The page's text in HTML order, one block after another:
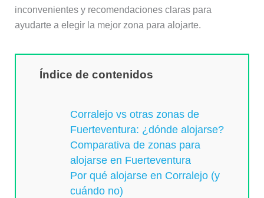
inconvenientes y recomendaciones claras para
ayudarte a elegir la mejor zona para alojarte.
Índice de contenidos
Corralejo vs otras zonas de
Fuerteventura: ¿dónde alojarse?
Comparativa de zonas para
alojarse en Fuerteventura
Por qué alojarse en Corralejo (y
cuándo no)